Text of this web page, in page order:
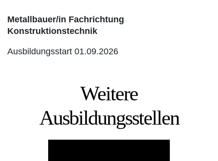
Metallbauer/in Fachrichtung
Konstruktionstechnik
Ausbildungsstart 01.09.2026
Weitere
Ausbil­dungs­stellen